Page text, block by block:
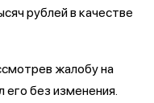
рублей в качестве
жалобу на
его без изменения.